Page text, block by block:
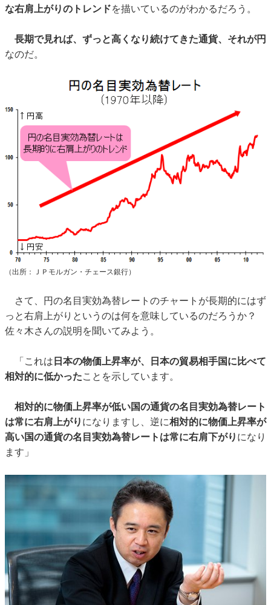
な右肩上がりのトレンドを描いているのがわかるだろう。
長期で見れば、ずっと高くなり続けてきた通貨、それが円
なのだ。
（出所：ＪＰモルガン・チェース銀行）
さて、円の名目実効為替レートのチャートが長期的にはず
っと右肩上がりというのは何を意味しているのだろうか？
佐々木さんの説明を聞いてみよう。
「これは 日本の物価上昇率が、日本の貿易相手国に比べて
相対的に低かったことを示しています。
相対的に物価上昇率が低い国の通貨の名目実効為替レート
は常に右肩上がり になりますし、逆に相対的に物価上昇率が
高い国の通貨の名目実効為替レートは常に右肩下がり になり
ます」